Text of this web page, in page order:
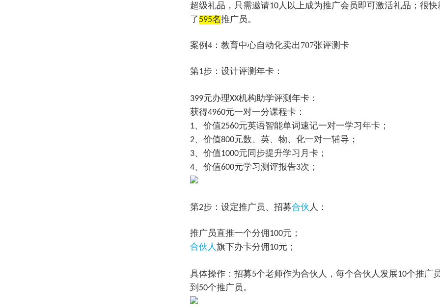
超级礼品，只需邀请10人以上成为推广会员即可激活礼品；很快
了595名推广员。
案例4：教育中心自动化卖出707张评测卡
第1步：设计评测年卡：
399元办理XX机构助学评测年卡：
获得4960元一对一分课程卡：
1、价值2560元英语智能单词速记一对一学习年卡；
2、价值800元数、英、物、化一对一辅导；
3、价值1000元同步提升学习月卡；
4、价值600元学习测评报告3次；
第2步：设定推广员、招募合伙人：
推广员直推一个分佣 100元；
合伙人旗下办卡分佣 10元；
具体操作：招募5个老师作为合伙人，每个合伙人发展10个推广
到 50个推广员。